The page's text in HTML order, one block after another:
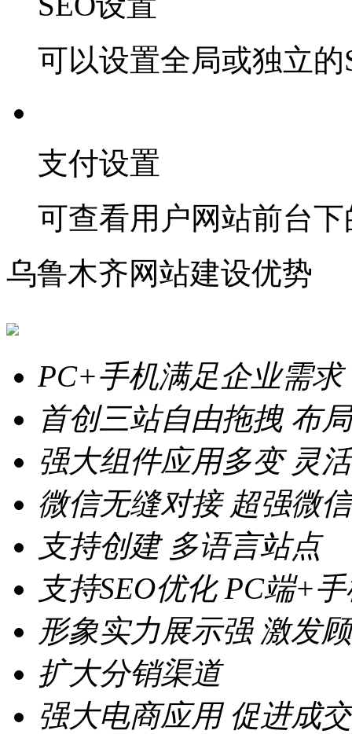
可以设置全局或独立
支付设置
可查看用户网站前台
乌鲁木齐网站建设优势
PC+手机满足企业需求
首创三站自由拖拽 布
强大组件应用多变 灵
微信无缝对接 超强微
支持创建 多语言站点
支持SEO优化 PC端+
形象实力展示强 激发
扩大分销渠道
强大电商应用 促进成交